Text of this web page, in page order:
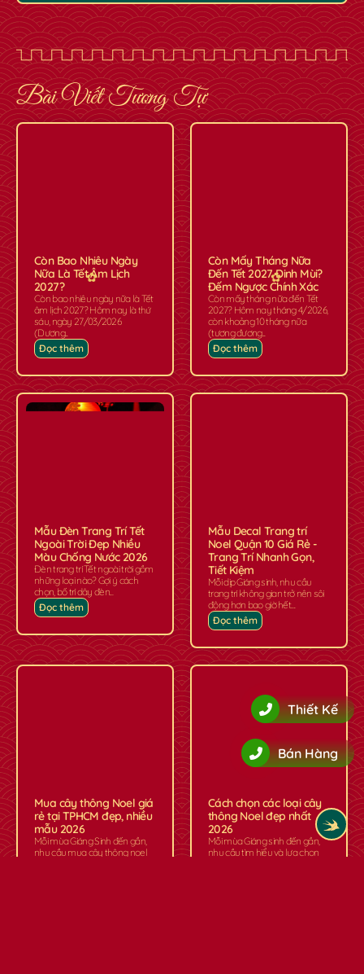
Bài Viết Tương Tự
Còn Bao Nhiêu Ngày
Nữa Là Tết Âm Lịch
2027?
Còn bao nhiêu ngày nữa là Tết
âm lịch 2027? Hôm nay là thứ
sáu, ngày 27/03/2026
(Dương...
Đọc thêm
Còn Mấy Tháng Nữa
Đến Tết 2027 Đinh Mùi?
Đếm Ngược Chính Xác
Còn mấy tháng nữa đến Tết
2027? Hôm nay tháng 4/2026,
còn khoảng 10 tháng nữa
(tương đương...
Đọc thêm
Mẫu Đèn Trang Trí Tết
Ngoài Trời Đẹp Nhiều
Màu Chống Nước 2026
Đèn trang trí Tết ngoài trời gồm
những loại nào? Gợi ý cách
chọn, bố trí dây đèn...
Đọc thêm
Mẫu Decal Trang trí
Noel Quận 10 Giá Rẻ -
Trang Trí Nhanh Gọn,
Tiết Kiệm
Mỗi dịp Giáng sinh, nhu cầu
trang trí không gian trở nên sôi
động hơn bao giờ hết....
Đọc thêm
Mua cây thông Noel giá
rẻ tại TPHCM đẹp, nhiều
mẫu 2026
Mỗi mùa Giáng Sinh đến gần,
nhu cầu mua cây thông noel
Cách chọn các loại cây
thông Noel đẹp nhất
2026
Mỗi mùa Giáng sinh đến gần,
nhu cầu tìm hiểu và lựa chọn
✿
Bán Hàng
Thiết Kế